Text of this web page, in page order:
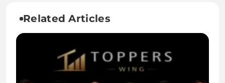
Related Articles